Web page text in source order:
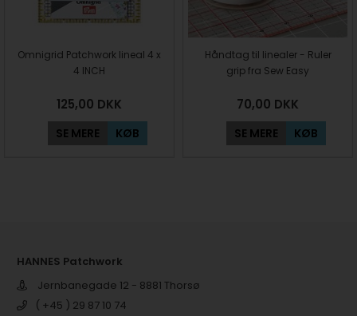
Omnigrid Patchwork lineal 4 x
4 INCH
125,00 DKK
SE MERE KØB
Håndtag til linealer - Ruler
grip fra Sew Easy
70,00 DKK
SE MERE KØB
HANNES Patchwork
Jernbanegade 12 - 8881 Thorsø
( +45 ) 29 87 10 74